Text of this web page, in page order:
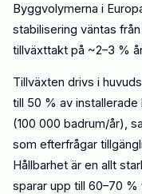
Byggvolymerna i
stabilisering väntas från
tillväxttakt på ~2–3 %
Tillväxten drivs i
till 50 % av
(100 000 badrum/år),
som efterfrågar
Hållbarhet är en allt
sparar upp till 60–70 %